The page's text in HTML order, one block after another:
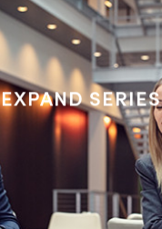
EXPAND SERIES